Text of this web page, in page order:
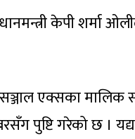
केपी शर्मा
सञ्जाल एक्सका
पुष्टि गरेको छ ।